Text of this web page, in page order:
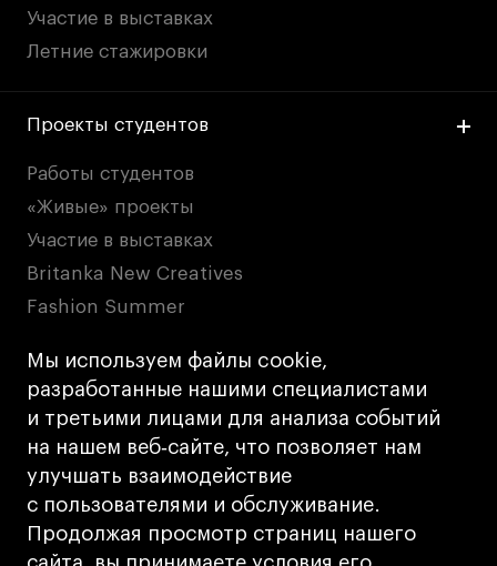
Мы используем файлы cookie,
разработанные нашими специалистами
и третьими лицами для анализа событий
на нашем веб‑сайте, что позволяет нам
улучшать взаимодействие
с пользователями и обслуживание.
Продолжая просмотр страниц нашего
Участие в выставках
Летние стажировки
Проекты студентов
Работы студентов
«Живые» проекты
Участие в выставках
Britanka New Creatives
Fashion Summer
Политика конфиденциальности
Публичная оферта
Условия возврата
Кредит на образование с господдержкой
Лицензия на осуществление образовательной